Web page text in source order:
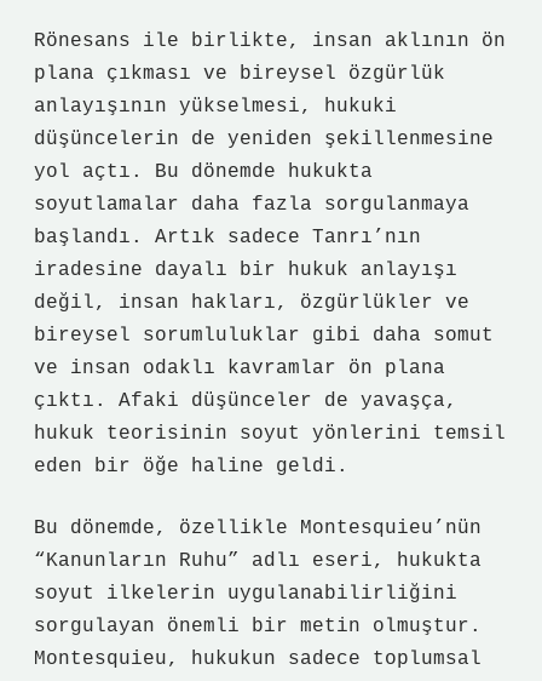
Rönesans ile birlikte, insan aklının ön
plana çıkması ve bireysel özgürlük
anlayışının yükselmesi, hukuki
düşüncelerin de yeniden şekillenmesine
yol açtı. Bu dönemde hukukta
soyutlamalar daha fazla sorgulanmaya
başlandı. Artık sadece Tanrı’nın
iradesine dayalı bir hukuk anlayışı
değil, insan hakları, özgürlükler ve
bireysel sorumluluklar gibi daha somut
ve insan odaklı kavramlar ön plana
çıktı. Afaki düşünceler de yavaşça,
hukuk teorisinin soyut yönlerini temsil
eden bir öğe haline geldi.
Bu dönemde, özellikle Montesquieu’nün
“Kanunların Ruhu” adlı eseri, hukukta
soyut ilkelerin uygulanabilirliğini
sorgulayan önemli bir metin olmuştur.
Montesquieu, hukukun sadece toplumsal